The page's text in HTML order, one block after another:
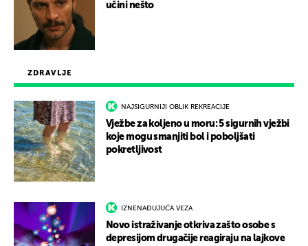
ZDRAVLJE
NAJSIGURNIJI OBLIK REKREACIJE
Vježbe za koljeno u moru: 5 sigurnih vježbi
koje mogu smanjiti bol i poboljšati
pokretljivost
IZNENAĐUJUĆA VEZA
Novo istraživanje otkriva zašto osobe s
depresijom drugačije reagiraju na lajkove
učini nešto